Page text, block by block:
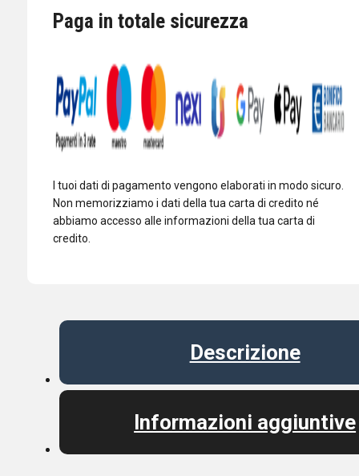
1.25A
AC100V-
240V
quantità
Paga in totale sicurezza
I tuoi dati di pagamento vengono elaborati in modo sicuro.
Non memorizziamo i dati della tua carta di credito né
abbiamo accesso alle informazioni della tua carta di
credito.
Descrizione
Informazioni aggiuntive